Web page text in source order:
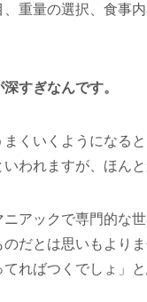
、重量の選択、食事
すぎなんです。
まくいくようになる
われますが、ほんと
アックで専門的な世
だとは思いもよりま
てればつくでしょ」